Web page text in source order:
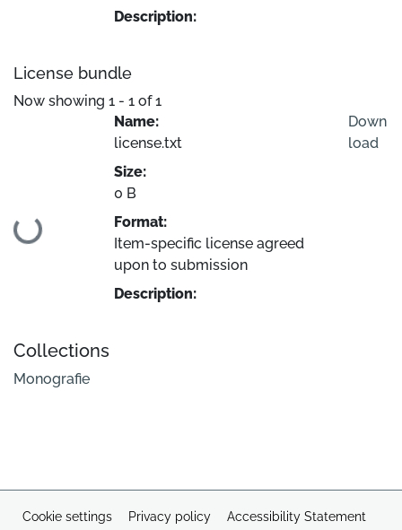
Description:
License bundle
Now showing 1 - 1 of 1
Loading...
Name:
license.txt
Size:
0 B
Format:
Item-specific license agreed
upon to submission
Description:
Down
load
Collections
Monografie
Cookie settings Privacy policy Accessibility Statement